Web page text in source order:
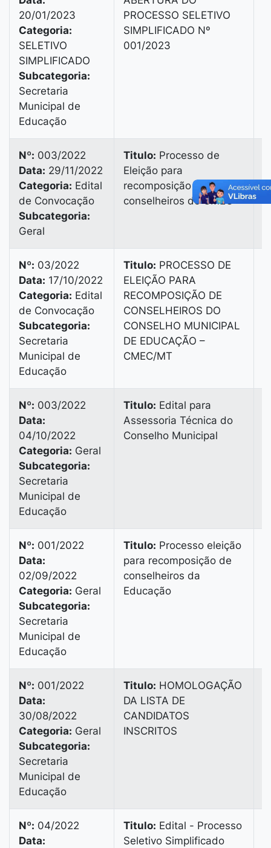
20/01/2023
Categoria:
SELETIVO
SIMPLIFICADO
Subcategoria:
Secretaria
Municipal de
Educação
PROCESSO SELETIVO
SIMPLIFICADO Nº
001/2023
Nº: 003/2022
Data: 29/11/2022
Categoria: Edital
de Convocação
Subcategoria:
Geral
Titulo: Processo de
Eleição para
recomposição de
conselheiros do CMEC
Nº: 03/2022
Data: 17/10/2022
Categoria: Edital
de Convocação
Subcategoria:
Secretaria
Municipal de
Educação
Titulo: PROCESSO DE
ELEIÇÃO PARA
RECOMPOSIÇÃO DE
CONSELHEIROS DO
CONSELHO MUNICIPAL
DE EDUCAÇÃO –
CMEC/MT
Nº: 003/2022
Data:
04/10/2022
Categoria: Geral
Subcategoria:
Secretaria
Municipal de
Educação
Titulo: Edital para
Assessoria Técnica do
Conselho Municipal
Nº: 001/2022
Data:
02/09/2022
Categoria: Geral
Subcategoria:
Secretaria
Municipal de
Educação
Titulo: Processo eleição
para recomposição de
conselheiros da
Educação
Nº: 001/2022
Data:
30/08/2022
Categoria: Geral
Subcategoria:
Secretaria
Municipal de
Educação
Titulo: HOMOLOGAÇÃO
DA LISTA DE
CANDIDATOS
INSCRITOS
Nº: 04/2022
Data:
Titulo: Edital - Processo
Seletivo Simplificado